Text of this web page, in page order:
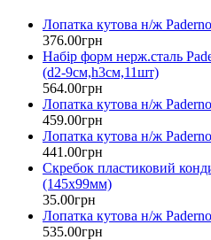
Лопатка кутова н/ж
376.00грн
Набір форм нерж.сталь
(d2-9см,h3см,11шт)
564.00грн
Лопатка кутова н/ж
459.00грн
Лопатка кутова н/ж
441 .00грн
Скребок пластиковий
(145х99мм)
35.00грн
Лопатка кутова н/ж
535.00грн